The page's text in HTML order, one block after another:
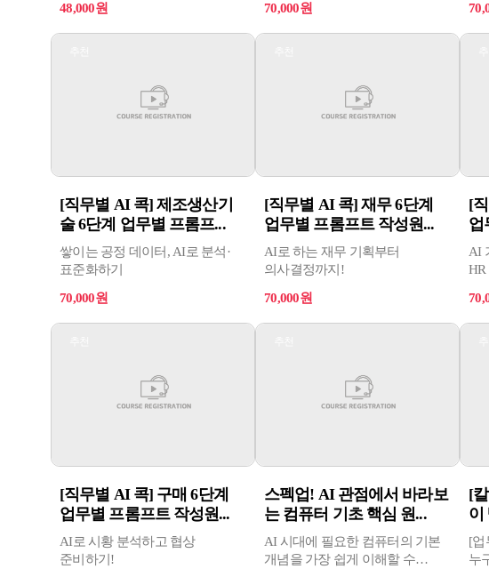
본 과정은 웹 코딩을 입문하기
위한 기초적인 지식을 설명하고
있도록 구성하였습니다.
48,000원
70,000원
[직무별 AI 콕] 제조생산기
술 6단계 업무별 프롬프...
쌓이는 공정 데이터, AI로 분석·
표준화하기
70,000원
[직무별 AI 콕] 재무 6단계
업무별 프롬프트 작성원...
AI로 하는 재무 기획부터
의사결정까지!
70,000원
[
업
AI
HR
[직무별 AI 콕] 구매 6단계
업무별 프롬프트 작성원...
AI로 시황 분석하고 협상
준비하기!
스펙업! AI 관점에서 바라보
는 컴퓨터 기초 핵심 원...
AI 시대에 필요한 컴퓨터의 기본
개념을 가장 쉽게 이해할 수
[
이
[업
누